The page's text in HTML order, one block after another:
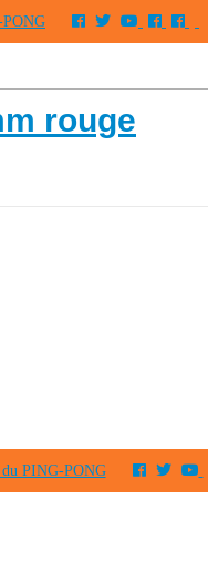
rouge
PING-PONG